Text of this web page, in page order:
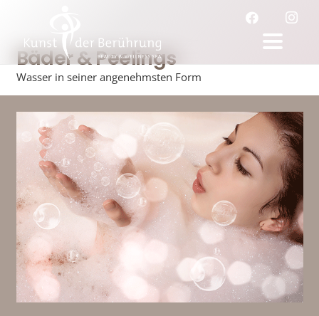
Bäder & Peelings
Wasser in seiner angenehmsten Form